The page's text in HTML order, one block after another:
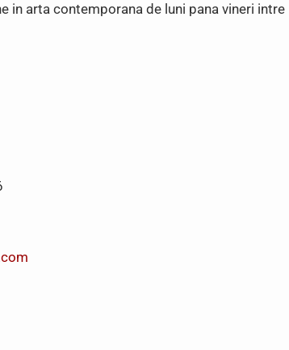
in arta contemporana de luni pana vineri intre